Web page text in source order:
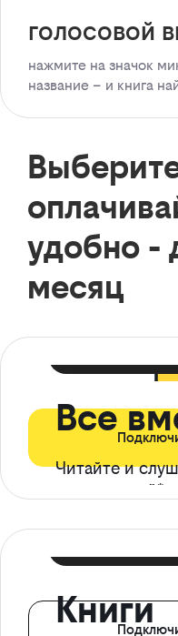
голосовой
нажмите на значок
название – и книга
удобно -
месяц
Все
Читайте и
ограничений*
Книги